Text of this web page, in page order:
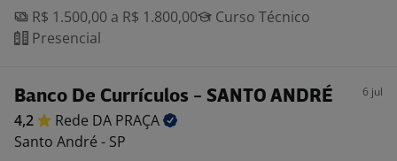
R$ 1.500,00 a R$ 1.800,00
Curso Técnico
Presencial
Banco De Currículos - SANTO ANDRÉ 6 jul
4,2 Rede DA PRAÇA
Santo André - SP